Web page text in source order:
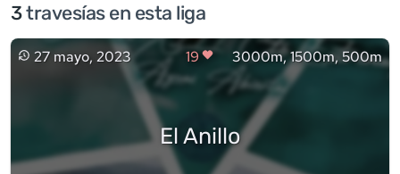
3travesíasen esta liga
27 mayo, 2023 19 3000m, 1500m, 500m
El Anillo